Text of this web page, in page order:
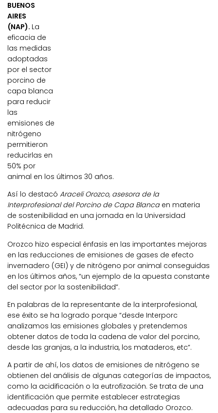
BUENOS
AIRES
(NAP). La
eficacia de
las medidas
adoptadas
por el sector
porcino de
capa blanca
para reducir
las
emisiones de
nitrógeno
permitieron
reducirlas en
50% por
animal en los últimos 30 años.
Así lo destacó Araceli Orozco, asesora de la
Interprofesional del Porcino de Capa Blancaen materia
de sostenibilidad en una jornada en la Universidad
Politécnica de Madrid.
Orozco hizo especial énfasis en las importantes mejoras
en las reducciones de emisiones de gases de efecto
invernadero (GEI) y de nitrógeno por animal conseguidas
en los últimos años, “un ejemplo de la apuesta constante
del sector por la sostenibilidad”.
En palabras de la representante de la interprofesional,
ese éxito se ha logrado porque “desde Interporc
analizamos las emisiones globales y pretendemos
obtener datos de toda la cadena de valor del porcino,
desde las granjas, a la industria, los mataderos, etc”.
A partir de ahí, los datos de emisiones de nitrógeno se
obtienen del análisis de algunas categorías de impactos,
como la acidificación o la eutrofización. Se trata de una
identificación que permite establecer estrategias
adecuadas para su reducción, ha detallado Orozco.